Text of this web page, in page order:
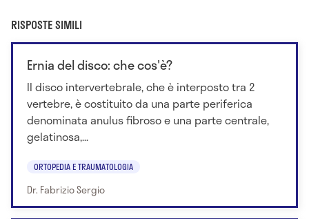
RISPOSTE SIMILI
Ernia del disco: che cos'è?
Il disco intervertebrale, che è interposto tra 2
vertebre, è costituito da una parte periferica
denominata anulus fibroso e una parte centrale,
gelatinosa,...
ORTOPEDIA E TRAUMATOLOGIA
Dr. Fabrizio Sergio